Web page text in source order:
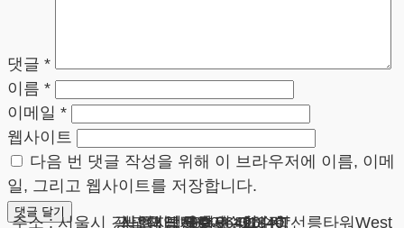
댓글 *
이름 *
이메일 *
웹사이트
다음 번 댓글 작성을 위해 이 브라우저에 이름, 이메
일, 그리고 웹사이트를 저장합니다.
상호 : 법무법인 테헤란
사업자 : 589-86-01340
대표자 : 이수학
주소 : 서울시 강남구 테헤란로 420, KT선릉타워West 9층
광고책임변호사 : 이수학